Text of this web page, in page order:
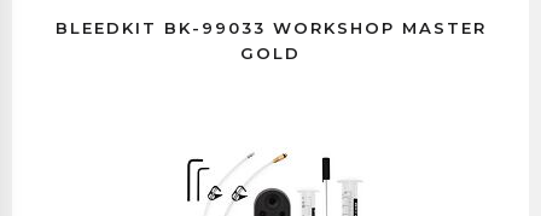
BLEEDKIT BK-99033 WORKSHOP MASTER
GOLD